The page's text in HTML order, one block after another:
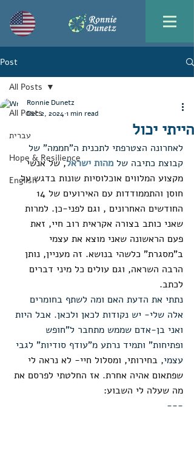
Post
All Posts
עברית
Hope & Resilience
English
All Posts
הייתי יכול
Ronnie Dunetz
Dec 2, 20241 min read
לאחרונה הצטרפתי לתכנית ה"חממה" של
קבוצת כתיבה של מהות ישראל, של אנשי
מקצוע המלווים אוכלוסיות שונות בדגש על
החודשים האחרונים , וגם לפני-כן. למרות
שאני כותב בצורה אקראית רוב חיי, זאת
פעם הראשונה שאני מוצא את עצמי
ב"מסגרת" כלשהי בנושא. זה מעניין, נותן
הרבה השראה, וגם עולים כל מיני דברים
לכתב.
נתתי את הדעת האם ומה לשתף בחומרים
אלה שלי- יש נקודות לכאן ולכאן. אבל היות
ואני בן-אדם שממש מתחבר ל"חופש
ופתיחות" ותמיד נרתע מ"עודף סודיות" לגבי
עצמי, בחירותי, ומסלול חיי- לא נראה לי
שפתאום אהיה אחרת. אז החלטתי לפרסם את
מה שעלה לי השבוע:
---